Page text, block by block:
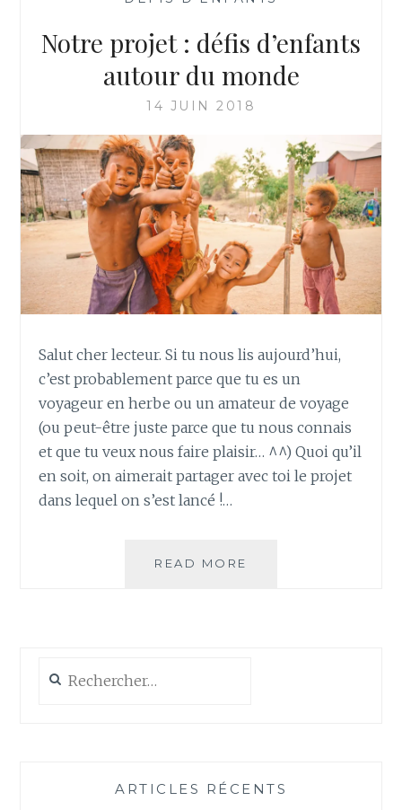
Notre projet : défis d’enfants
autour du monde
14 JUIN 2018
Salut cher lecteur. Si tu nous lis aujourd’hui,
c’est probablement parce que tu es un
voyageur en herbe ou un amateur de voyage
(ou peut-être juste parce que tu nous connais
et que tu veux nous faire plaisir… ^^) Quoi qu’il
en soit, on aimerait partager avec toi le projet
dans lequel on s’est lancé !…
READ MORE
ARTICLES RÉCENTS